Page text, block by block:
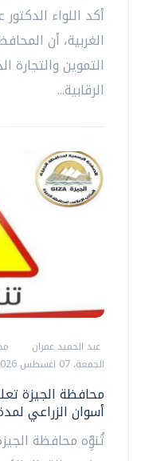
أكد اللواء
الغربية، أن
التموين والتجارة
الرقابية...
عبد الحميد عمران
الجمعة، 07 اغسطس 2026 10:41 ص
محافظة الجيزة
أسوان الزراعي لمدة 4
تُنوِّه محافظة